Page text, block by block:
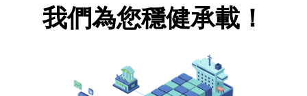
我們為您穩健承載！